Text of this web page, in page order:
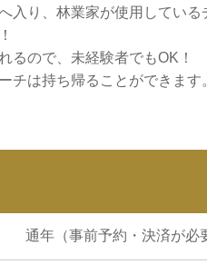
入り、林業家が使用してい
るので、未経験者でもOK！
チは持ち帰ることができます
通年（事前予約・決済が必